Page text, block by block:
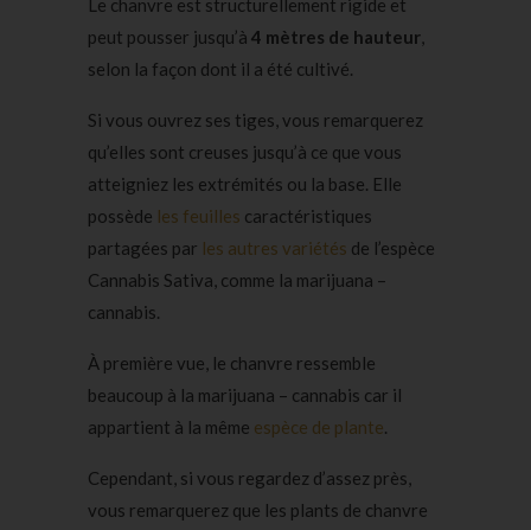
Le chanvre est structurellement rigide et
peut pousser jusqu’à 4 mètres de hauteur,
selon la façon dont il a été cultivé.
Si vous ouvrez ses tiges, vous remarquerez
qu’elles sont creuses jusqu’à ce que vous
atteigniez les extrémités ou la base. Elle
possède les feuilles caractéristiques
partagées par les autres variétés de l’espèce
Cannabis Sativa, comme la marijuana –
cannabis.
À première vue, le chanvre ressemble
beaucoup à la marijuana – cannabis car il
appartient à la même espèce de plante.
Cependant, si vous regardez d’assez près,
vous remarquerez que les plants de chanvre